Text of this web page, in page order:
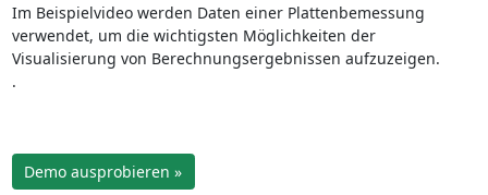
Im Beispielvideo werden Daten einer Plattenbemessung
verwendet, um die wichtigsten Möglichkeiten der
Visualisierung von Berechnungsergebnissen aufzuzeigen.
.
Demo ausprobieren »